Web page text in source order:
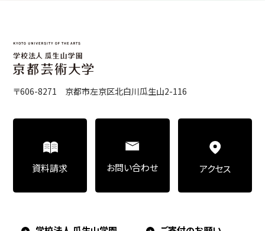
〒606-8271 京都市左京区北白川瓜生山2-116
資料請求 お問い合わせ アクセス